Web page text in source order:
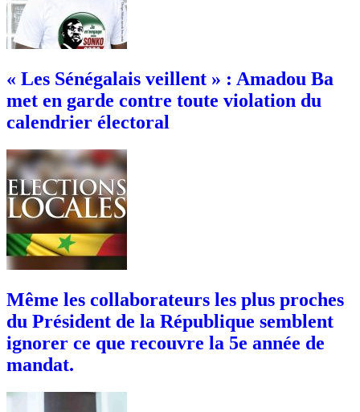
« Les Sénégalais veillent » : Amadou Ba
met en garde contre toute violation du
calendrier électoral
Même les collaborateurs les plus proches
du Président de la République semblent
ignorer ce que recouvre la 5e année de
mandat.